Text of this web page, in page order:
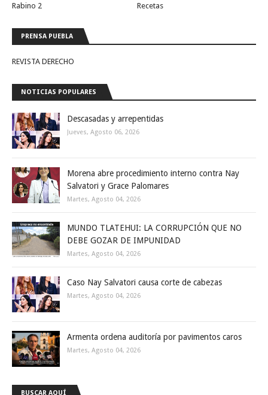
Rabino 2
Recetas
PRENSA PUEBLA
REVISTA DERECHO
NOTICIAS POPULARES
Descasadas y arrepentidas
Jueves, Agosto 06, 2026
Morena abre procedimiento interno contra Nay
Salvatori y Grace Palomares
Martes, Agosto 04, 2026
MUNDO TLATEHUI: LA CORRUPCIÓN QUE NO
DEBE GOZAR DE IMPUNIDAD
Martes, Agosto 04, 2026
Caso Nay Salvatori causa corte de cabezas
Martes, Agosto 04, 2026
Armenta ordena auditoría por pavimentos caros
Martes, Agosto 04, 2026
BUSCAR AQUÍ